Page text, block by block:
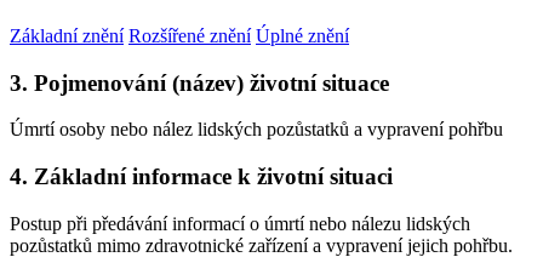
Základní znění Rozšířené znění Úplné znění
3. Pojmenování (název) životní situace
Úmrtí osoby nebo nález lidských pozůstatků a vypravení pohřbu
4. Základní informace k životní situaci
Postup při předávání informací o úmrtí nebo nálezu lidských
pozůstatků mimo zdravotnické zařízení a vypravení jejich pohřbu.